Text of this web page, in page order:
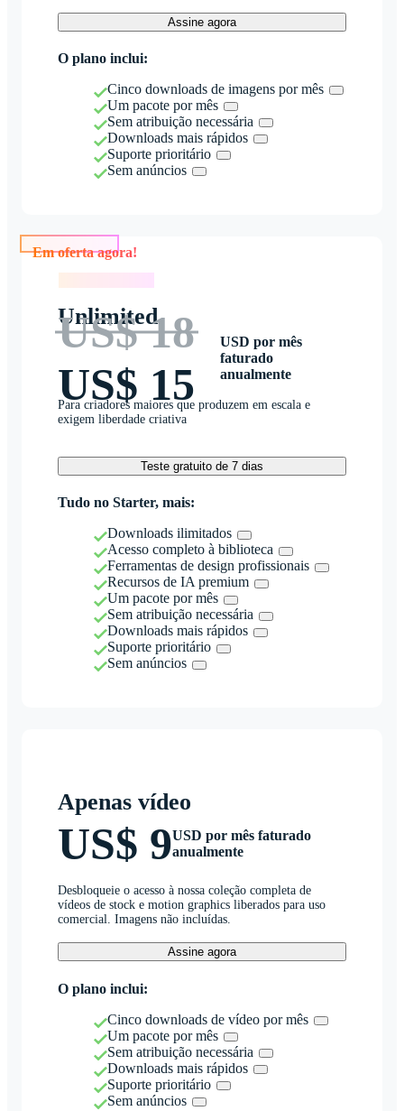
Assine agora
O plano inclui:
Cinco downloads de imagens por mês
Um pacote por mês
Sem atribuição necessária
Downloads mais rápidos
Suporte prioritário
Sem anúncios
Unlimited
US$ 18
US$ 15
USD por mês
faturado
anualmente
Para criadores maiores que produzem em escala e
exigem liberdade criativa
Teste gratuito de 7 dias
Tudo no Starter, mais:
Downloads ilimitados
Acesso completo à biblioteca
Ferramentas de design profissionais
Recursos de IA premium
Um pacote por mês
Sem atribuição necessária
Downloads mais rápidos
Suporte prioritário
Sem anúncios
Apenas vídeo
US$ 9USD por mês faturado
anualmente
Desbloqueie o acesso à nossa coleção completa de
vídeos de stock e motion graphics liberados para uso
comercial. Imagens não incluídas.
Assine agora
O plano inclui:
Cinco downloads de vídeo por mês
Um pacote por mês
Sem atribuição necessária
Downloads mais rápidos
Suporte prioritário
Sem anúncios